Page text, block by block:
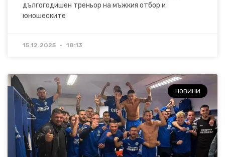
дългогодишен треньор на мъжкия отбор и
юношеските
15.12.2025 18:13
НОВИНИ